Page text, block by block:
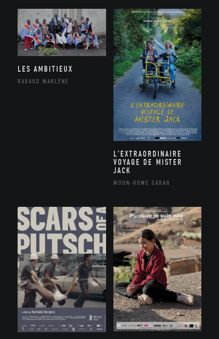
LES AMBITIEUX
RABAUD MARLÈNE
L’EXTRAORDINAIRE
VOYAGE DE MISTER
JACK
MOON-HOWE SARAH